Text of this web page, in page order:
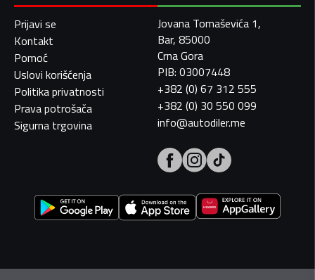
Prijavi se
Kontakt
Pomoć
Uslovi korišćenja
Politika privatnosti
Prava potrošača
Sigurna trgovina
Jovana Tomaševića 1,
Bar, 85000
Crna Gora
PIB: 03007448
+382 (0) 67 312 555
+382 (0) 30 550 099
info@autodiler.me